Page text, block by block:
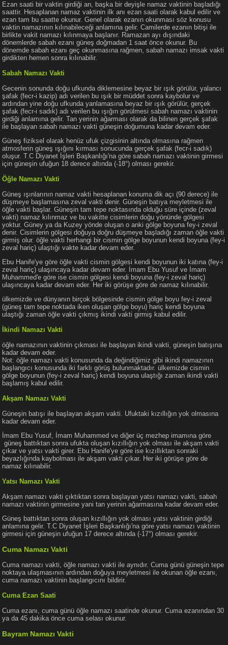
Ezan saati bir vaktin girdiği an, başka bir deyişle namaz vaktinin başladığı
saattir. Hesaplanan namaz vaktinin ilk anı ezan saati olarak kabul edilir ve
ezan tam bu saatte okunur. Genel olarak ezanın okunması söz konusu
vaktin namazının kılınabileceği anlamına gelir. Camilerde ezanın bitişi ile
birlikte vakit namazı kılınmaya başlanır. Ramazan ayı dışındaki
dönemlerde sabah ezanı güneş doğmadan 1 saat önce okunur. Bu
dönemde sabah ezanı geç okunmasına rağmen, sabah namazı imsak vakti
girdikten hemen sonra kılınabilir.
Sabah Namazı Vakti
Gecenin sonunda doğu ufkunda diklemesine beyaz bir ışık görülür, yalancı
şafak (fecr-i kazip) adı verilen bu ışık bir müddet sonra kaybolur ve
ardından yine doğu ufkunda yanlamasına beyaz bir ışık görülür, gerçek
şafak (fecr-i sadık) adı verilen bu ışığın görülmesi sabah namazı vaktinin
girdiği anlamına gelir. Tan yerinin ağarması olarak da bilinen gerçek şafak
ile başlayan sabah namazı vakti güneşin doğumuna kadar devam eder.
Güneş fiziksel olarak henüz ufuk çizgisinin altında olmasına rağmen
atmosferin güneş ışığını kırması sonucunda gerçek şafak (fecr-i sadık)
oluşur. T.C Diyanet İşleri Başkanlığı'na göre sabah namazı vaktinin girmesi
için güneşin ufuğun 18 derece altında (-18°) olması gerekir.
Öğle Namazı Vakti
Güneş ışınlarının namaz vakti hesaplanan konuma dik açı (90 derece) ile
düşmeye başlamasına zeval vakti denir. Güneşin batıya meyletmesi ile
öğle vakti başlar. Güneşin tam tepe noktasında olduğu süre içinde (zeval
vakti) namaz kılınmaz ve bu vakitte cisimlerin doğu yönünde gölgesi
yoktur. Güney ya da Kuzey yönde oluşan o anki gölge boyuna fey-i zeval
denir. Cisimlerin gölgesi doğuya doğru düşmeye başladığı zaman öğle vakti
girmiş olur. öğle vakti herhangi bir cismin gölge boyunun kendi boyuna (fey-i
zeval hariç) ulaştığı vakte kadar devam eder.
Ebu Hanife'ye göre öğle vakti cismin gölgesi kendi boyunun iki katına (fey-i
zeval hariç) ulaşıncaya kadar devam eder. İmam Ebu Yusuf ve İmam
Muhammed'e göre ise cismin gölgesi kendi boyuna (fey-i zeval hariç)
ulaşıncaya kadar devam eder. Her iki görüşe göre de namaz kılınabilir.
ülkemizde ve dünyanın birçok bölgesinde cismin gölge boyu fey-i zeval
(güneş tam tepe noktada iken oluşan gölge boyu) hariç kendi boyuna
ulaştığı zaman öğle vakti çıkmış ikindi vakti girmiş kabul edilir.
İkindi Namazı Vakti
öğle namazının vaktinin çıkması ile başlayan ikindi vakti, güneşin batışına
kadar devam eder.
Not: öğle namazı vakti konusunda da değindiğimiz gibi ikindi namazının
başlangıcı konusunda iki farklı görüş bulunmaktadır. ülkemizde cismin
gölge boyunun (fey-i zeval hariç) kendi boyuna ulaştığı zaman ikindi vakti
başlamış kabul edilir.
Akşam Namazı Vakti
Güneşin batışı ile başlayan akşam vakti. Ufuktaki kızıllığın yok olmasına
kadar devam eder.
İmam Ebu Yusuf, İmam Muhammed ve diğer üç mezhep imamına göre
güneş battıktan sonra ufukta oluşan kızıllığın yok olması ile akşam vakti
çıkar ve yatsı vakti girer. Ebu Hanife'ye göre ise kızıllıktan sonraki
beyazlığında kaybolması ile akşam vakti çıkar. Her iki görüşe göre de
namaz kılınabilir.
Yatsı Namazı Vakti
Akşam namazı vakti çıktıktan sonra başlayan yatsı namazı vakti, sabah
namazı vaktinin girmesine yani tan yerinin ağarmasına kadar devam eder.
Güneş battıktan sonra oluşan kızıllığın yok olması yatsı vaktinin girdiği
anlamına gelir. T.C Diyanet İşleri Başkanlığı'na göre yatsı namazı vaktinin
girmesi için güneşin ufuğun 17 derece altında (-17°) olması gerekir.
Cuma Namazı Vakti
Cuma namazı vakti, öğle namazı vakti ile aynıdır. Cuma günü güneşin tepe
noktaya ulaşmasının ardından doğuya meyletmesi ile okunan öğle ezanı,
cuma namazı vaktinin başlangıcını bildirir.
Cuma Ezan Saati
Cuma ezanı, cuma günü öğle namazı saatinde okunur. Cuma ezanından 30
ya da 45 dakika önce cuma selası okunur.
Bayram Namazı Vakti